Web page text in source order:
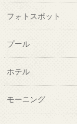
フォトスポット
プール
ホテル
モーニング